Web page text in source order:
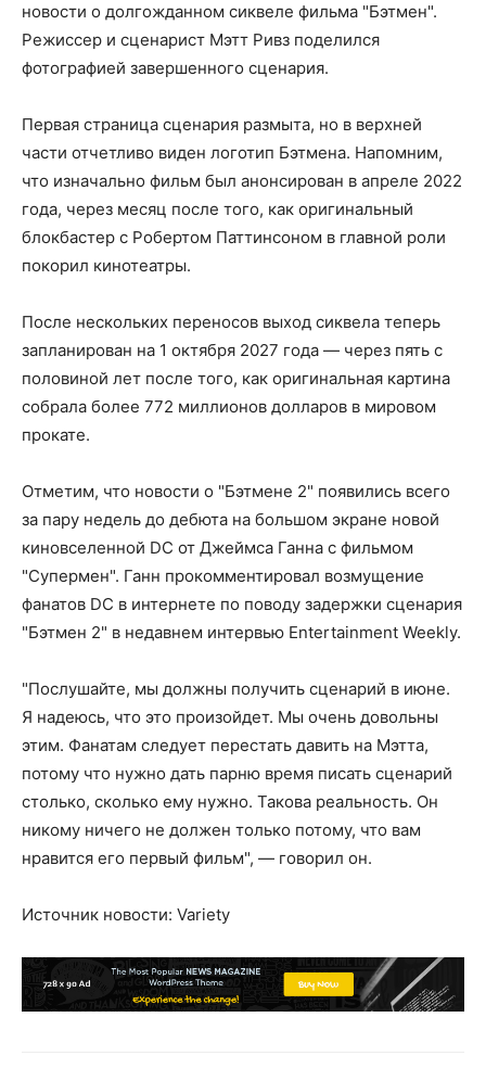
новости о долгожданном сиквеле фильма "Бэтмен".
Режиссер и сценарист Мэтт Ривз поделился
фотографией завершенного сценария.
Первая страница сценария размыта, но в верхней
части отчетливо виден логотип Бэтмена. Напомним,
что изначально фильм был анонсирован в апреле 2022
года, через месяц после того, как оригинальный
блокбастер с Робертом Паттинсоном в главной роли
покорил кинотеатры.
После нескольких переносов выход сиквела теперь
запланирован на 1 октября 2027 года — через пять с
половиной лет после того, как оригинальная картина
собрала более 772 миллионов долларов в мировом
прокате.
Отметим, что новости о "Бэтмене 2" появились всего
за пару недель до дебюта на большом экране новой
киновселенной DC от Джеймса Ганна с фильмом
"Супермен". Ганн прокомментировал возмущение
фанатов DC в интернете по поводу задержки сценария
"Бэтмен 2" в недавнем интервью Entertainment Weekly.
"Послушайте, мы должны получить сценарий в июне.
Я надеюсь, что это произойдет. Мы очень довольны
этим. Фанатам следует перестать давить на Мэтта,
потому что нужно дать парню время писать сценарий
столько, сколько ему нужно. Такова реальность. Он
никому ничего не должен только потому, что вам
нравится его первый фильм", — говорил он.
Источник новости: Variety